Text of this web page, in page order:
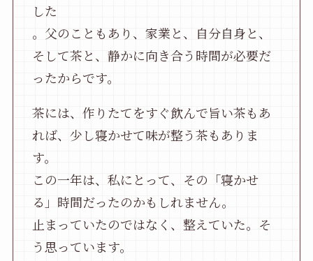
した
。父のこともあり、家業と、自分自身と、
そして茶と、静かに向き合う時間が必要だ
ったからです。
茶には、作りたてをすぐ飲んで旨い茶もあ
れば、少し寝かせて味が整う茶もありま
す。
この一年は、私にとって、その「寝かせ
る」時間だったのかもしれません。
止まっていたのではなく、整えていた。そ
う思っています。